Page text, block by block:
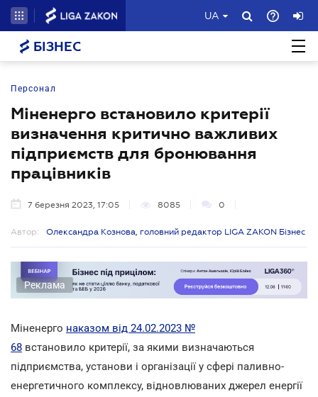
UA
БІЗНЕС
Персонал
Міненерго встановило критерії
визначення критично важливих
підприємств для бронювання
працівників
7 березня 2023, 17:05 8085 0
Автор: Олександра Кознова, головний редактор LIGA ZAKON Бізнес
Реклама
Міненерго наказом від 24.02.2023 №
68 встановило критерії, за якими визначаються
підприємства, установи і організації у сфері паливно-
енергетичного комплексу, відновлюваних джерел енергії